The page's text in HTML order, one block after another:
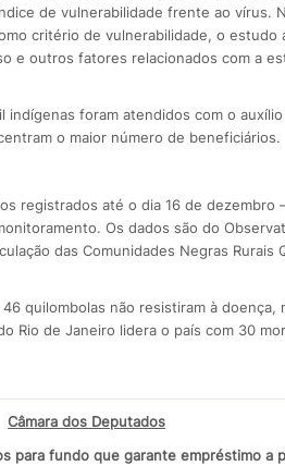
de vulnerabilidade frente ao vírus.
critério de vulnerabilidade, o estudo
e outros fatores relacionados com a
indígenas foram atendidos com o
o maior número de beneficiários.
registrados até o dia 16 de
Os dados são do
das Comunidades Negras Rurais
quilombolas não resistiram à
Rio de Janeiro lidera o país com 30
Câmara dos Deputados
para fundo que garante empréstimo a